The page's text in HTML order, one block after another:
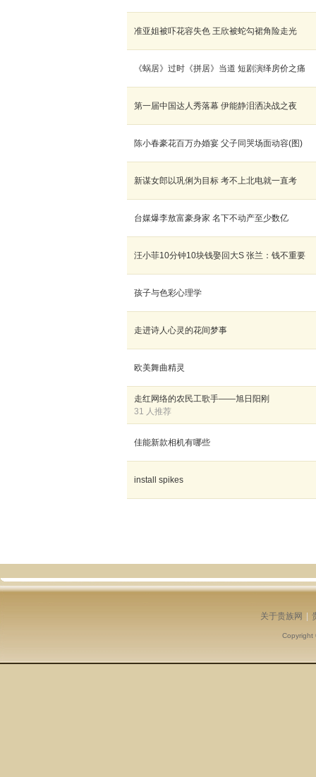
准亚姐被吓花容失色 王欣被蛇勾裙角险走光
《蜗居》过时《拼居》当道 短剧演绎房价之痛
第一届中国达人秀落幕 伊能静泪洒决战之夜
陈小春豪花百万办婚宴 父子同哭场面动容(图)
新谋女郎以巩俐为目标 考不上北电就一直考
台媒爆李敖富豪身家 名下不动产至少数亿
汪小菲10分钟10块钱娶回大S 张兰：钱不重要
孩子与色彩心理学
走进诗人心灵的花间梦事
欧美舞曲精灵
走红网络的农民工歌手——旭日阳刚
31 人推荐
佳能新款相机有哪些
install spikes
关于贵族网